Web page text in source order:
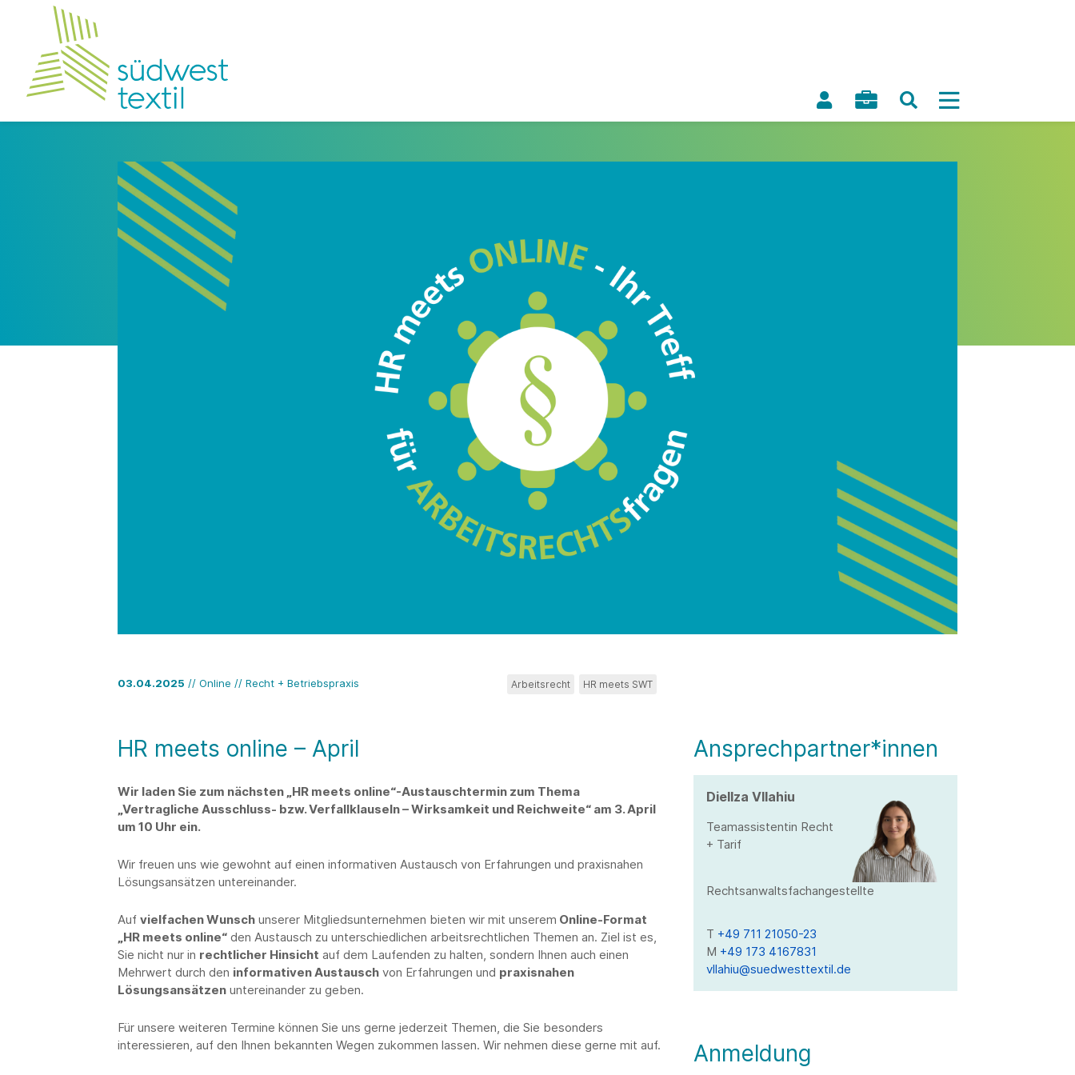
03.04.2025 // Online // Recht + Betriebspraxis Arbeitsrecht HR meets SWT
HR meets online – April
Wir laden Sie zum nächsten „HR meets online“-Austauschtermin zum Thema
„Vertragliche Ausschluss- bzw. Verfallklauseln – Wirksamkeit und Reichweite“ am 3. April
um 10 Uhr ein.
Wir freuen uns wie gewohnt auf einen informativen Austausch von Erfahrungen und praxisnahen
Lösungsansätzen untereinander.
Auf vielfachen Wunsch unserer Mitgliedsunternehmen bieten wir mit unserem Online-Format
„HR meets online“ den Austausch zu unterschiedlichen arbeitsrechtlichen Themen an. Ziel ist es,
Sie nicht nur in rechtlicher Hinsicht auf dem Laufenden zu halten, sondern Ihnen auch einen
Mehrwert durch den informativen Austausch von Erfahrungen und praxisnahen
Lösungsansätzen untereinander zu geben.
Für unsere weiteren Termine können Sie uns gerne jederzeit Themen, die Sie besonders
interessieren, auf den Ihnen bekannten Wegen zukommen lassen. Wir nehmen diese gerne mit auf.
Ansprechpartner*innen
Diellza Vllahiu
Teamassistentin Recht
+ Tarif
Rechtsanwaltsfachangestellte
T +49 711 21050-23
M +49 173 4167831
vllahiu@suedwesttextil.de
Anmeldung